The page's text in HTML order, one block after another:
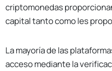
criptomonedas
capital tanto como les
La mayoría de las
acceso mediante la